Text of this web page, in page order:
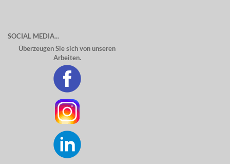
SOCIAL MEDIA...
Überzeugen Sie sich von unseren
Arbeiten.